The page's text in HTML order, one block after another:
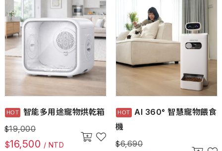
智能多用途寵物烘乾箱
$19,000
$16,500 / NTD
AI 360° 智慧寵物餵食
機
$6,690